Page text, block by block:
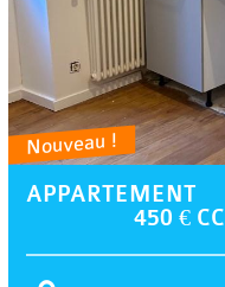
Nouveau !
APPARTEMENT
450 € CC